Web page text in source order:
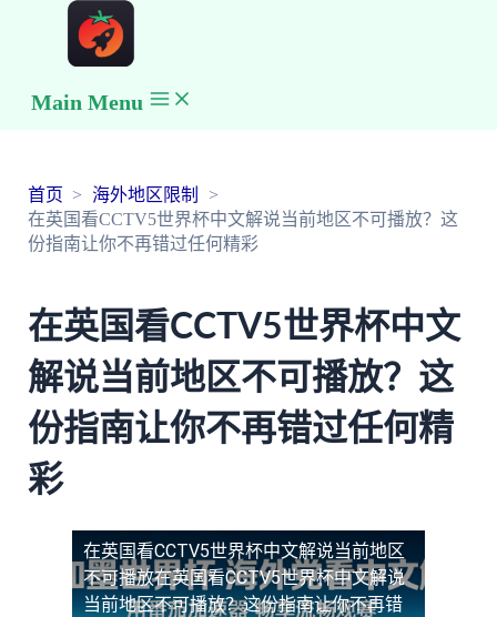
Main Menu
首页
海外地区限制
在英国看CCTV5世界杯中文解说当前地区不可播放？这
份指南让你不再错过任何精彩
在英国看CCTV5世界杯中文
解说当前地区不可播放？这
份指南让你不再错过任何精
彩
在英国看CCTV5世界杯中文解说当前地区
不可播放在英国看CCTV5世界杯中文解说
当前地区不可播放？这份指南让你不再错